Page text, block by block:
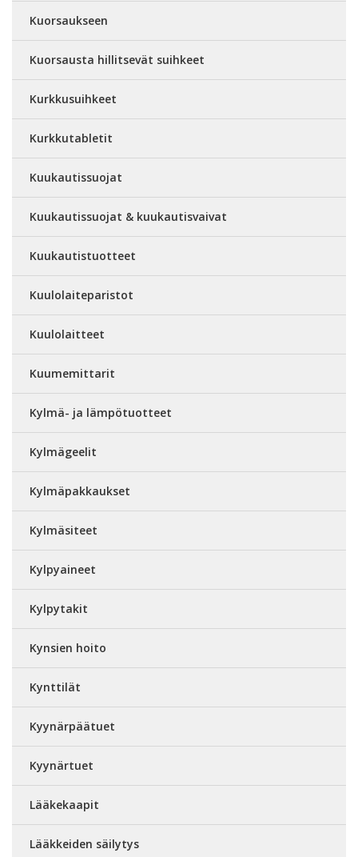
Kuorsaukseen
Kuorsausta hillitsevät suihkeet
Kurkkusuihkeet
Kurkkutabletit
Kuukautissuojat
Kuukautissuojat & kuukautisvaivat
Kuukautistuotteet
Kuulolaiteparistot
Kuulolaitteet
Kuumemittarit
Kylmä- ja lämpötuotteet
Kylmägeelit
Kylmäpakkaukset
Kylmäsiteet
Kylpyaineet
Kylpytakit
Kynsien hoito
Kynttilät
Kyynärpäätuet
Kyynärtuet
Lääkekaapit
Lääkkeiden säilytys